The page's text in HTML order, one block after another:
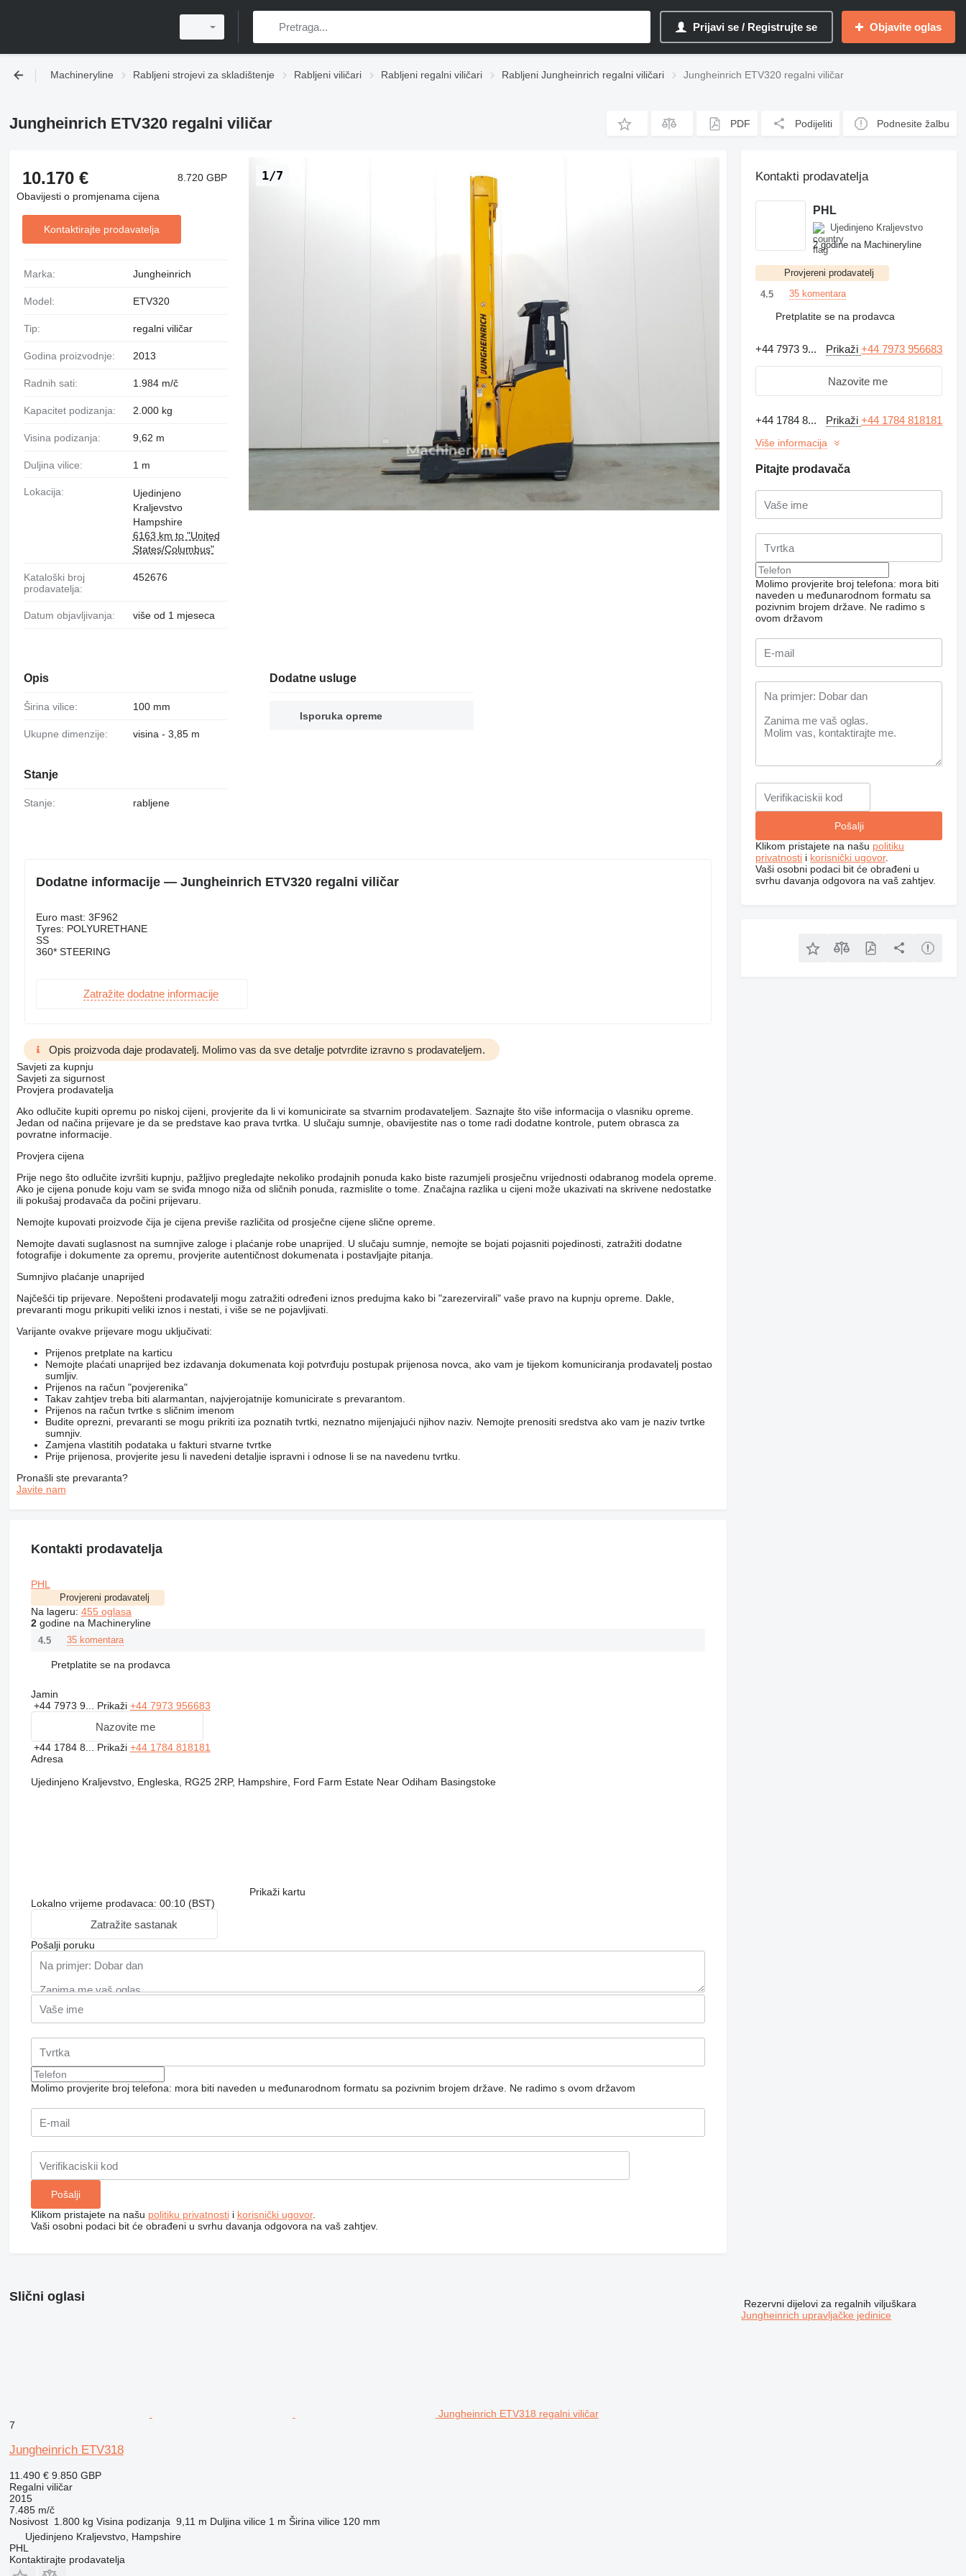
Prijavi se / Registrujte se Objavite oglas
Machineryline Rabljeni strojevi za skladištenje Rabljeni viličari Rabljeni regalni viličari Rabljeni Jungheinrich regalni viličari Jungheinrich ETV320 regalni viličar
Jungheinrich ETV320 regalni viličar PDF Podijeliti Podnesite žalbu
1/7
10.170 €
8.720 GBP
Obavijesti o promjenama cijena
Kontaktirajte prodavatelja
Marka: Jungheinrich
Model: ETV320
Tip: regalni viličar
Godina proizvodnje: 2013
Radnih sati: 1.984 m/č
Kapacitet podizanja: 2.000 kg
Visina podizanja: 9,62 m
Duljina vilice: 1 m
Lokacija:
Ujedinjeno
Kraljevstvo
Hampshire
6163 km to "United
States/Columbus"
Kataloški broj
prodavatelja:
452676
Datum objavljivanja: više od 1 mjeseca
Opis
Širina vilice: 100 mm
Ukupne dimenzije: visina - 3,85 m
Stanje
Stanje: rabljene
Dodatne usluge
Isporuka opreme
Dodatne informacije — Jungheinrich ETV320 regalni viličar
Euro mast: 3F962
Tyres: POLYURETHANE
SS
360* STEERING
Zatražite dodatne informacije
Opis proizvoda daje prodavatelj. Molimo vas da sve detalje potvrdite izravno s prodavateljem.
Savjeti za kupnju
Savjeti za sigurnost
Provjera prodavatelja
Ako odlučite kupiti opremu po niskoj cijeni, provjerite da li vi komunicirate sa stvarnim prodavateljem. Saznajte što više informacija o vlasniku opreme.
Jedan od načina prijevare je da se predstave kao prava tvrtka. U slučaju sumnje, obavijestite nas o tome radi dodatne kontrole, putem obrasca za
povratne informacije.
Provjera cijena
Prije nego što odlučite izvršiti kupnju, pažljivo pregledajte nekoliko prodajnih ponuda kako biste razumjeli prosječnu vrijednosti odabranog modela opreme.
Ako je cijena ponude koju vam se sviđa mnogo niža od sličnih ponuda, razmislite o tome. Značajna razlika u cijeni može ukazivati ​​na skrivene nedostatke
ili pokušaj prodavača da počini prijevaru.
Nemojte kupovati proizvode čija je cijena previše različita od prosječne cijene slične opreme.
Nemojte davati suglasnost na sumnjive zaloge i plaćanje robe unaprijed. U slučaju sumnje, nemojte se bojati pojasniti pojedinosti, zatražiti dodatne
fotografije i dokumente za opremu, provjerite autentičnost dokumenata i postavljajte pitanja.
Sumnjivo plaćanje unaprijed
Najčešći tip prijevare. Nepošteni prodavatelji mogu zatražiti određeni iznos predujma kako bi "zarezervirali" vaše pravo na kupnju opreme. Dakle,
prevaranti mogu prikupiti veliki iznos i nestati, i više se ne pojavljivati.
Varijante ovakve prijevare mogu uključivati:
Prijenos pretplate na karticu
Nemojte plaćati unaprijed bez izdavanja dokumenata koji potvrđuju postupak prijenosa novca, ako vam je tijekom komuniciranja prodavatelj postao
sumljiv.
Prijenos na račun "povjerenika"
Takav zahtjev treba biti alarmantan, najvjerojatnije komunicirate s prevarantom.
Prijenos na račun tvrtke s sličnim imenom
Budite oprezni, prevaranti se mogu prikriti iza poznatih tvrtki, neznatno mijenjajući njihov naziv. Nemojte prenositi sredstva ako vam je naziv tvrtke
sumnjiv.
Zamjena vlastitih podataka u fakturi stvarne tvrtke
Prije prijenosa, provjerite jesu li navedeni detaljie ispravni i odnose li se na navedenu tvrtku.
Pronašli ste prevaranta?
Javite nam
Kontakti prodavatelja
PHL
Provjereni prodavatelj
Na lageru: 455 oglasa
2godine na Machineryline
4.5 35 komentara
Pretplatite se na prodavca
Jamin
+44 7973 9... Prikaži +44 7973 956683
Nazovite me
+44 1784 8... Prikaži +44 1784 818181
Adresa
Ujedinjeno Kraljevstvo, Engleska, RG25 2RP, Hampshire, Ford Farm Estate Near Odiham Basingstoke
Prikaži kartu
Lokalno vrijeme prodavaca: 00:10 (BST)
Zatražite sastanak
Pošalji poruku
Molimo provjerite broj telefona: mora biti naveden u međunarodnom formatu sa pozivnim brojem države. Ne radimo s ovom državom
Klikom pristajete na našu politiku privatnostii korisnički ugovor.
Vaši osobni podaci bit će obrađeni u svrhu davanja odgovora na vaš zahtjev.
Kontakti prodavatelja
PHL
Ujedinjeno Kraljevstvo
2 godine na Machineryline
Provjereni prodavatelj
4.5
35 komentara
Pretplatite se na prodavca
+44 7973 9... Prikaži+44 7973 956683
Nazovite me
+44 1784 8... Prikaži+44 1784 818181
Više informacija
Pitajte prodavača
Molimo provjerite broj telefona: mora biti
naveden u međunarodnom formatu sa
pozivnim brojem države. Ne radimo s
ovom državom
Klikom pristajete na našu politiku
privatnosti i korisnički ugovor.
Vaši osobni podaci bit će obrađeni u
svrhu davanja odgovora na vaš zahtjev.
Slični oglasi
Jungheinrich ETV318 regalni viličar
7
Jungheinrich ETV318
11.490 € 9.850 GBP
Regalni viličar
2015
7.485 m/č
Nosivost 1.800 kg Visina podizanja 9,11 m Duljina vilice 1 m Širina vilice 120 mm
Ujedinjeno Kraljevstvo, Hampshire
PHL
Kontaktirajte prodavatelja
Rezervni dijelovi za regalnih viljuškara
Jungheinrich upravljačke jedinice